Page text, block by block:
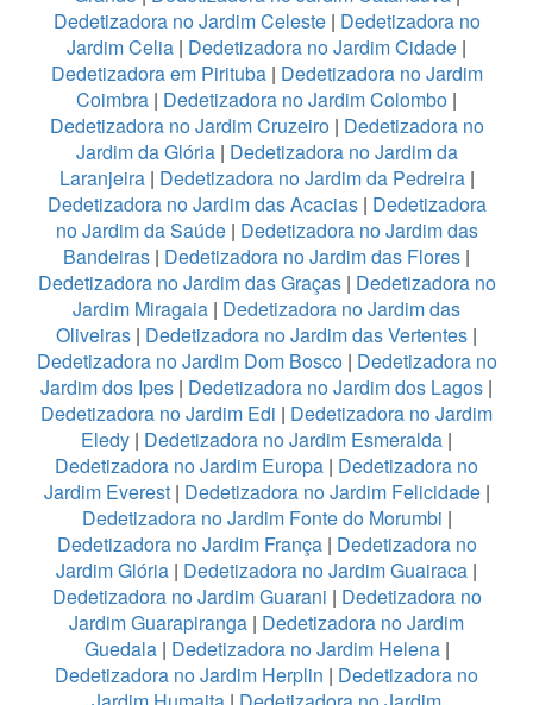
Dedetizadora no Jardim Celeste| Dedetizadora no
Jardim Celia | Dedetizadora no Jardim Cidade |
Dedetizadora em Pirituba| Dedetizadora no Jardim
Coimbra | Dedetizadora no Jardim Colombo |
Dedetizadora no Jardim Cruzeiro| Dedetizadora no
Jardim da Glória| Dedetizadora no Jardim da
Laranjeira| Dedetizadora no Jardim da Pedreira|
Dedetizadora no Jardim das Acacias| Dedetizadora
no Jardim da Saúde| Dedetizadora no Jardim das
Bandeiras | Dedetizadora no Jardim das Flores |
Dedetizadora no Jardim das Graças| Dedetizadora no
Jardim Miragaia | Dedetizadora no Jardim das
Oliveiras | Dedetizadora no Jardim das Vertentes |
Dedetizadora no Jardim Dom Bosco| Dedetizadora no
Jardim dos Ipes | Dedetizadora no Jardim dos Lagos |
Dedetizadora no Jardim Edi | Dedetizadora no Jardim
Eledy | Dedetizadora no Jardim Esmeralda |
Dedetizadora no Jardim Europa | Dedetizadora no
Jardim Everest| Dedetizadora no Jardim Felicidade|
Dedetizadora no Jardim Fonte do Morumbi |
Dedetizadora no Jardim França| Dedetizadora no
Jardim Glória | Dedetizadora no Jardim Guairaca |
Dedetizadora no Jardim Guarani | Dedetizadora no
Jardim Guarapiranga | Dedetizadora no Jardim
Guedala| Dedetizadora no Jardim Helena|
Dedetizadora no Jardim Herplin | Dedetizadora no